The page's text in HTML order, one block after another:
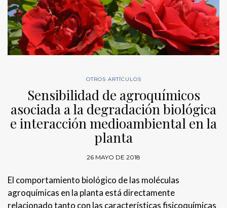
OTROS ARTÍCULOS
Sensibilidad de agroquímicos
asociada a la degradación biológica
e interacción medioambiental en la
planta
26 MAYO DE 2018
El comportamiento biológico de las moléculas
agroquímicas en la planta está directamente
relacionado tanto con las características fisicoquímicas